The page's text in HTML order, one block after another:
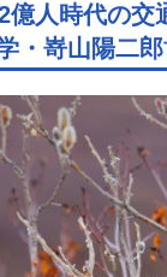
億人時代の交
・嵜山陽二郎